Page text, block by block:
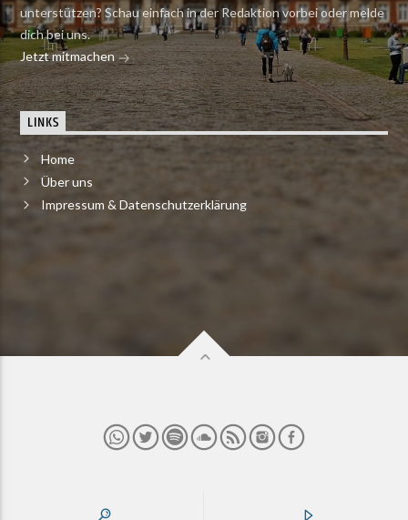
unterstützen? Schau einfach in der Redaktion vorbei oder melde
dich bei uns.
Jetzt mitmachen
LINKS
Home
Über uns
Impressum & Datenschutzerklärung